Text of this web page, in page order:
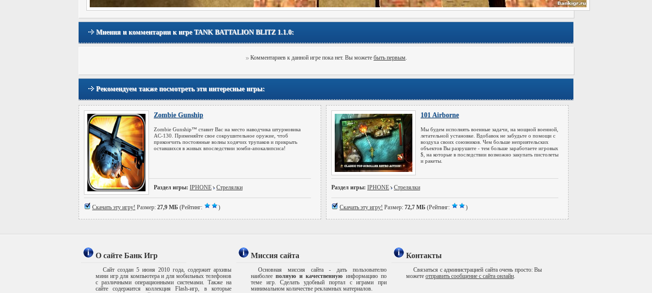
Мнения и комментарии к игре TANK BATTALION BLITZ 1.1.0:
Комментариев к данной игре пока нет. Вы можете быть первым.
Рекомендуем также посмотреть эти интересные игры:
Zombie Gunship
Zombie Gunship™ ставит Вас на место наводчика штурмовика
AC-130. Применяйте свое сокрушительное оружие, чтоб
прикончить постоянные волны ходячих трупаков и прикрыть
оставшихся в живых впоследствии зомби-апокалипсиса!
Раздел игры: IPHONE Стрелялки
Скачать эту игру! Размер: 27,9 МБ (Рейтинг: )
101 Airborne
Мы будем исполнять военные задачи, на мощной военной,
летательной установке. Вдобавок не забудьте о помощи с
воздуха своих союзников. Чем больше неприятельских
объектов Вы разрушите - тем больше заработаете игровых
$, на которые в последствии возможно закупать пистолеты
и ракеты.
Раздел игры: IPHONE Стрелялки
Скачать эту игру! Размер: 72,7 МБ (Рейтинг: )
О сайте Банк Игр
Сайт создан 5 июня 2010 года, содержит архивы
мини игр для компьютера и для мобильных телефонов
с различными операционными системами. Также на
сайте содержится коллекция Flash-игр, в которые
Миссия сайта
Основная миссия сайта - дать пользователю
наиболееполную и качественную информацию по
теме игр. Сделать удобный портал с играми при
минимальном количестве рекламных материалов.
Контакты
Связаться с администрацией сайта очень просто: Вы
можете отправить сообщение с сайта онлайн.